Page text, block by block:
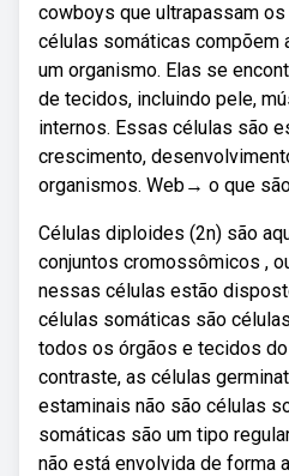
cowboys que ultrapassam
células somáticas compõem
um organismo. Elas se
de tecidos, incluindo pele,
internos. Essas células são
crescimento,
organismos. Web→ o que
Células diploides (2n) são
conjuntos cromossômicos ,
nessas células estão
células somáticas são
todos os órgãos e tecidos
contraste, as células
estaminais não são células
somáticas são um tipo
não está envolvida de forma